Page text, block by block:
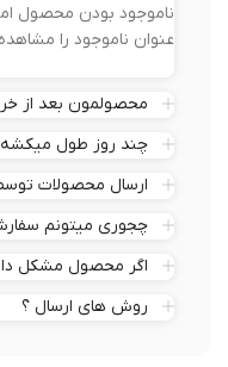
ناموجود بودن محصول امکان
عنوان ناموجود را مشاهده
محصولمون بعد از خرید
چند روز طول میکشه
ارسال محصولات توسط
چجوری میتونم سفارش
اگر محصول مشکل داشت
روش های ارسال ؟